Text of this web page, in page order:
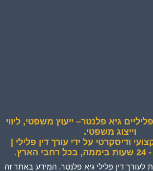
גיא פלנטר– ייעוץ משפטי, ליווי
וייצוג משפטי.
ודיסקרטי על ידי עורך דין פלילי |
לעורך דין פלילי גיא פלנטר. המידע באתר זה